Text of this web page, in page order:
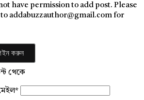
have permission to add post. Please
addabuzzauthor@gmail.com for
করুন
থেকে
*